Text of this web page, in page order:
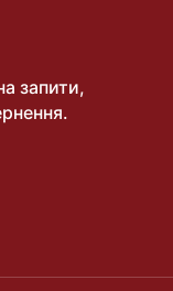
запити,